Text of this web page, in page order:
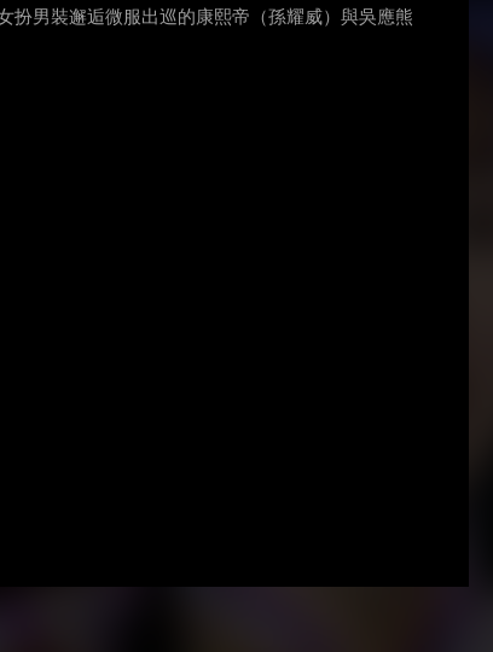
扮男裝邂逅微服出巡的康熙帝（孫耀威）與吳應熊